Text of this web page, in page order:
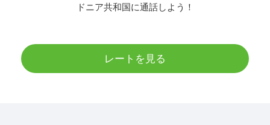
ドニア共和国に通話しよう！
レートを見る